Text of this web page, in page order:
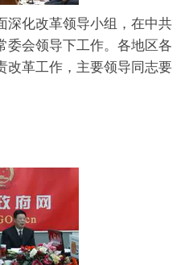
深化改革领导小组，在中共
委会领导下工作。各地区各
改革工作，主要领导同志要